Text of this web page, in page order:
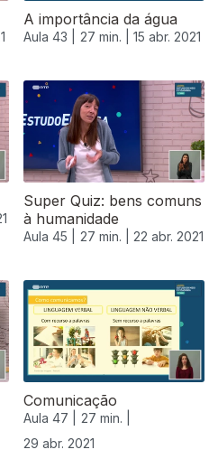
A importância da água
Aula 43 | 27 min. | 15 abr. 2021
Super Quiz: bens comuns
à humanidade
Aula 45 | 27 min. | 22 abr. 2021
Comunicação
Aula 47 |
27 min. |
29 abr. 2021